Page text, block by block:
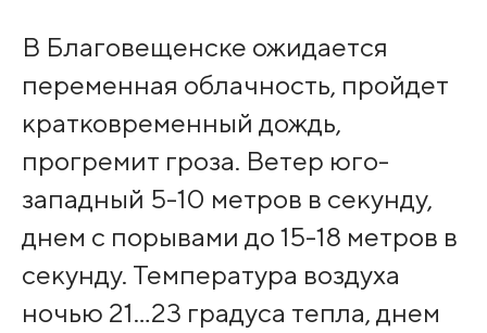
В Благовещенске ожидается
переменная облачность, пройдет
кратковременный дождь,
прогремит гроза. Ветер юго-
западный 5-10 метров в секунду,
днем с порывами до 15-18 метров в
секунду. Температура воздуха
ночью 21…23 градуса тепла, днем